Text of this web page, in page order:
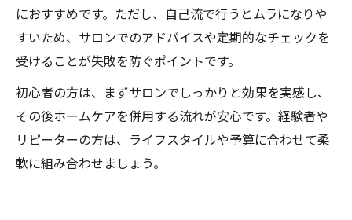
におすすめです。ただし、自己流で行うとムラになりや
すいため、サロンでのアドバイスや定期的なチェックを
受けることが失敗を防ぐポイントです。
初心者の方は、まずサロンでしっかりと効果を実感し、
その後ホームケアを併用する流れが安心です。経験者や
リピーターの方は、ライフスタイルや予算に合わせて柔
軟に組み合わせましょう。